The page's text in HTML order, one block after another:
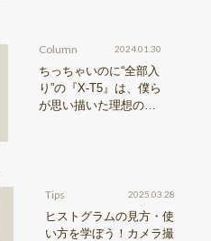
Column 2024.01.30
ちっちゃいのに“全部入
り”の『X-T5』は、僕ら
が思い描いた理想の写
Tips 2025.03.28
ヒストグラムの見方・使
い方を学ぼう！カメラ撮